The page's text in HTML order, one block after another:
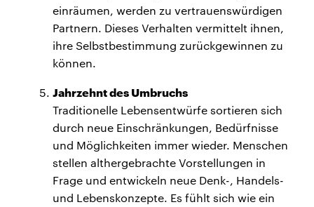
einräumen, werden zu vertrauenswürdigen
Partnern. Dieses Verhalten vermittelt ihnen,
ihre Selbstbestimmung zurückgewinnen zu
können.
Jahrzehnt des Umbruchs
Traditionelle Lebensentwürfe sortieren sich
durch neue Einschränkungen, Bedürfnisse
und Möglichkeiten immer wieder. Menschen
stellen althergebrachte Vorstellungen in
Frage und entwickeln neue Denk-, Handels-
und Lebenskonzepte. Es fühlt sich wie ein